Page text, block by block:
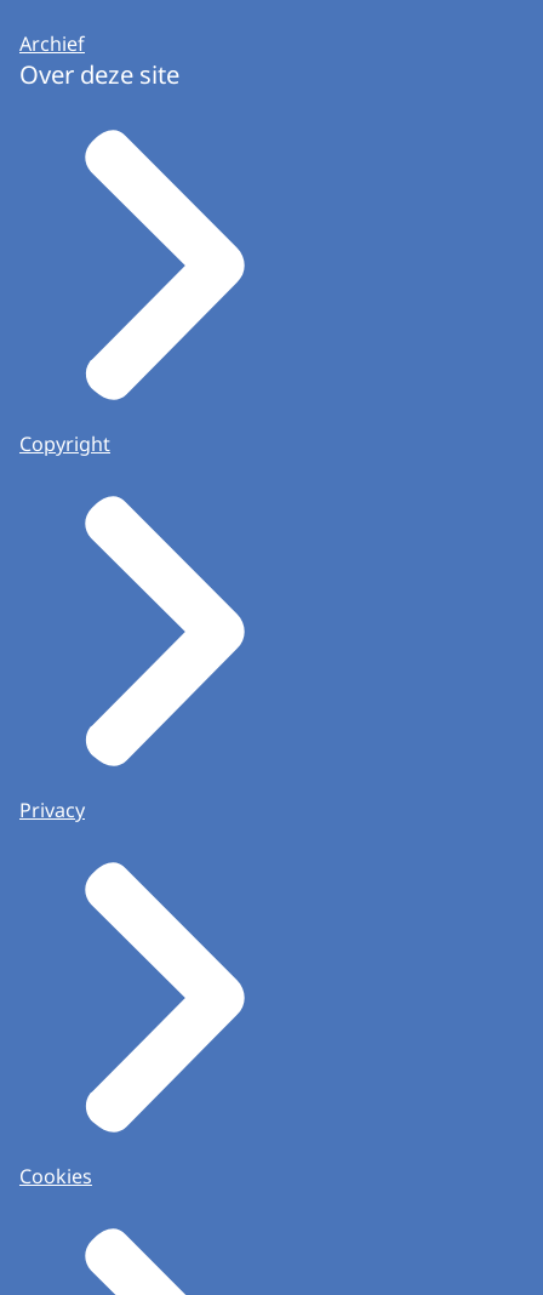
Archief
Over deze site
Copyright
Privacy
Cookies